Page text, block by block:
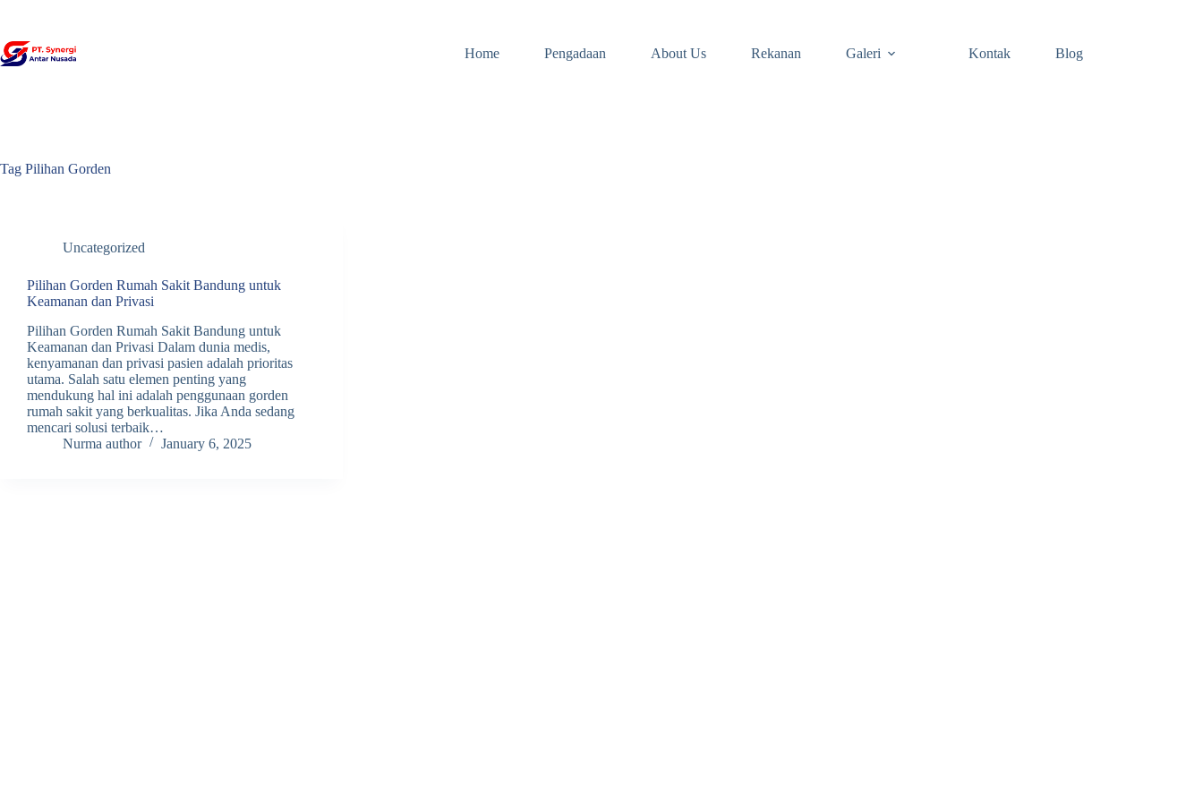
content
Home
Pengadaan About Us Rekanan Galeri Kontak Blog
Tag Pilihan Gorden
Uncategorized
Pilihan Gorden Rumah Sakit Bandung untuk
Keamanan dan Privasi
Pilihan Gorden Rumah Sakit Bandung untuk
Keamanan dan Privasi Dalam dunia medis,
kenyamanan dan privasi pasien adalah prioritas
utama. Salah satu elemen penting yang
mendukung hal ini adalah penggunaan gorden
rumah sakit yang berkualitas. Jika Anda sedang
mencari solusi terbaik…
Nurma author
January 6, 2025